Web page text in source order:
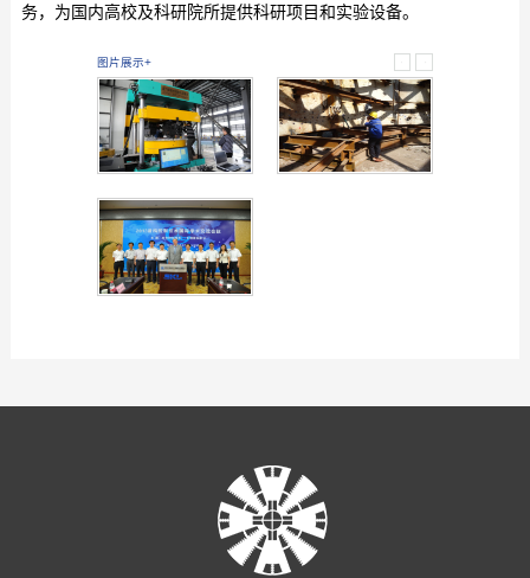
务，为国内高校及科研院所提供科研项目和实验设备。
图片展示+